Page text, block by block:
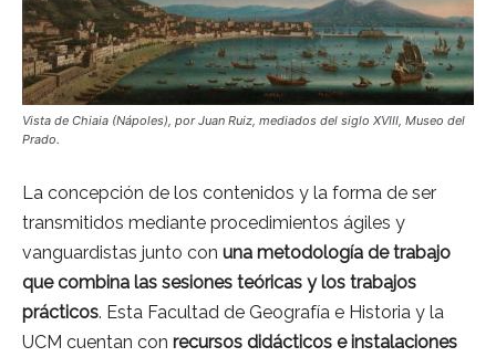
Vista de Chiaia (Nápoles), por Juan Ruiz, mediados del siglo XVIII, Museo del
Prado.
La concepción de los contenidos y la forma de ser
transmitidos mediante procedimientos ágiles y
vanguardistas junto con una metodología de trabajo
que combina las sesiones teóricas y los trabajos
prácticos. Esta Facultad de Geografía e Historia y la
UCM cuentan con recursos didácticos e instalaciones